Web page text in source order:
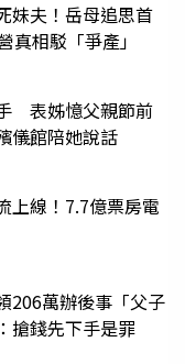
妹夫！岳母追思首
相駁「爭產」
表姊憶父親節前
儀館陪她說話
上線！7.7億票房電
206萬辦後事「父子
錢先下手是罪